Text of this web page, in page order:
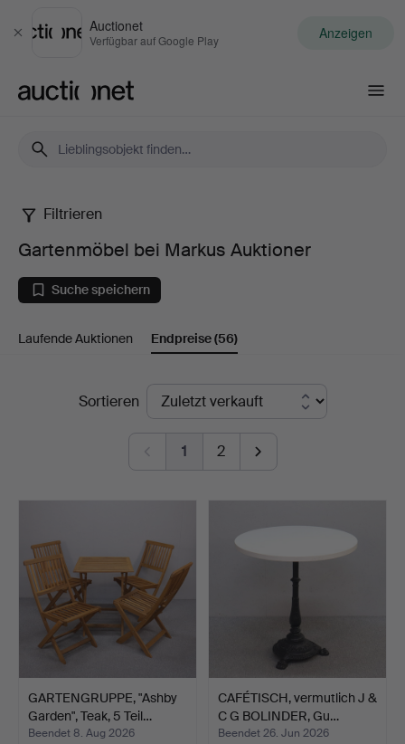
Schließen
Auctionet
Verfügbar auf Google Play Anzeigen
Gartenmöbel
bei
Markus
Auktioner
Filtrieren
Gartenmöbel bei Markus Auktioner
Suche speichern
Laufende Auktionen Endpreise(56)
EndpreiseSortieren
1 2
GARTENGRUPPE, "Ashby
Garden", Teak, 5 Teil…
Beendet 8. Aug 2026
CAFÉTISCH, vermutlich J &
C G BOLINDER, Gu…
Beendet 26. Jun 2026